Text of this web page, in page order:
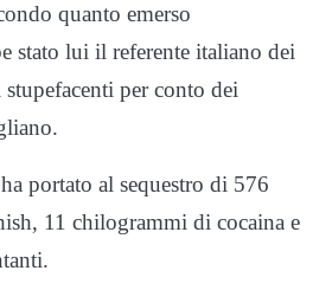
quanto emerso
stato lui il referente italiano dei
per conto dei
portato al sequestro di 576
11 chilogrammi di cocaina e